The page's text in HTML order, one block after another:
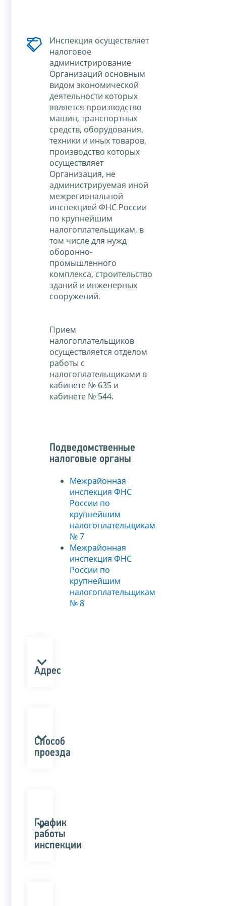
Инспекция осуществляет
налоговое
администрирование
Организаций основным
видом экономической
деятельности которых
является производство
машин, транспортных
средств, оборудования,
техники и иных товаров,
производство которых
осуществляет
Организация, не
администрируемая иной
межрегиональной
инспекцией ФНС России
по крупнейшим
налогоплательщикам, в
том числе для нужд
оборонно-
промышленного
комплекса, строительство
зданий и инженерных
сооружений.
Прием
налогоплательщиков
осуществляется отделом
работы с
налогоплательщиками в
кабинете № 635 и
кабинете № 544.
Подведомственные
налоговые органы
Межрайонная
инспекция ФНС
России по
крупнейшим
налогоплательщикам
№ 7
Межрайонная
инспекция ФНС
России по
крупнейшим
налогоплательщикам
№ 8
Адрес
Способ
проезда
График
работы
инспекции